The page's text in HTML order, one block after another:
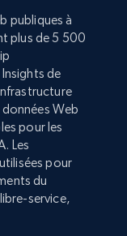
publiques à
plus de 5 500
de
Web
pour les
Les
pour
du
service,